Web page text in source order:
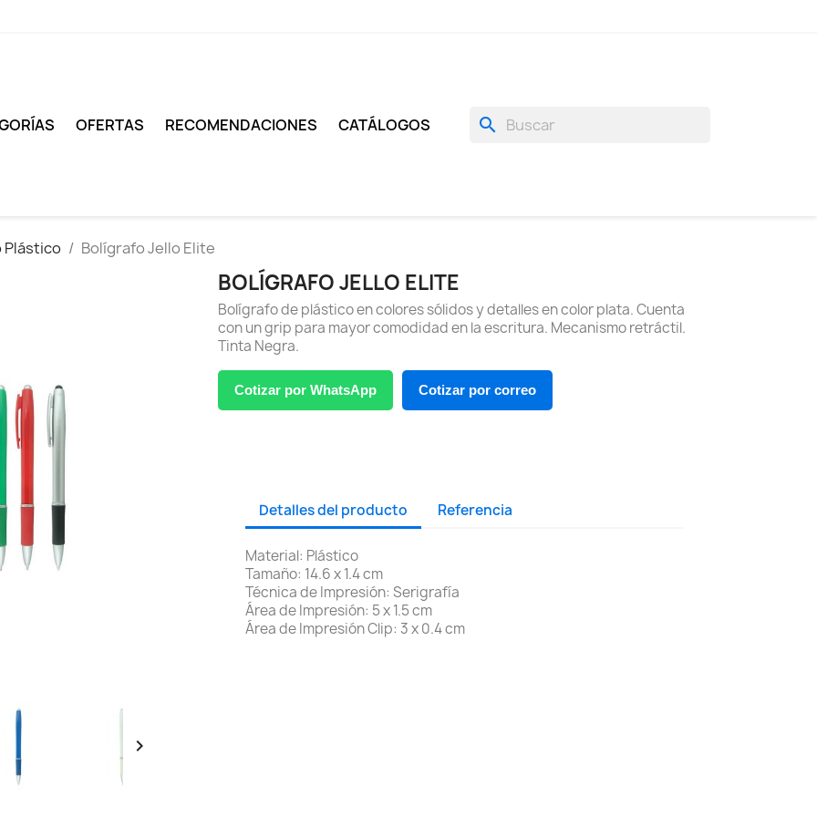
OFERTAS RECOMENDACIONES CATÁLOGOS search
Plástico Bolígrafo Jello Elite

BOLÍGRAFO JELLO ELITE
Bolígrafo de plástico en colores sólidos y detalles en color plata. Cuenta
con un grip para mayor comodidad en la escritura. Mecanismo retráctil.
Tinta Negra.
Cotizar por WhatsApp Cotizar por correo
Detalles del producto Referencia
Material: Plástico
Tamaño: 14.6 x 1.4 cm
Técnica de Impresión: Serigrafía
Área de Impresión: 5 x 1.5 cm
Área de Impresión Clip: 3 x 0.4 cm